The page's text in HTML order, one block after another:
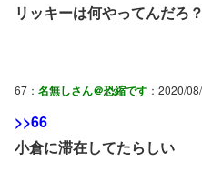
リッキーは何やってんだろ？
67： 名無しさん＠恐縮です ：2020/
>>66
小倉に滞在してたらしい